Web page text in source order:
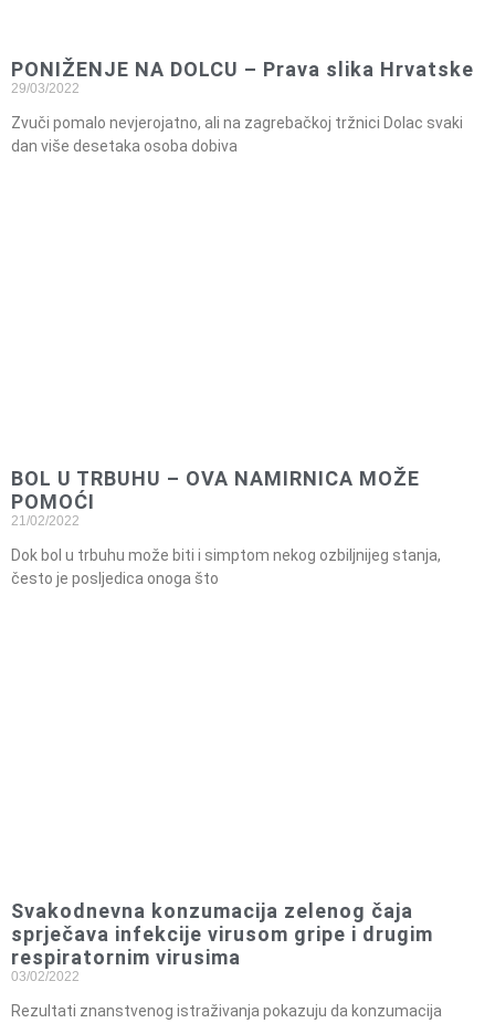
PONIŽENJE NA DOLCU – Prava slika Hrvatske
29/03/2022
Zvuči pomalo nevjerojatno, ali na zagrebačkoj tržnici Dolac svaki
dan više desetaka osoba dobiva
BOL U TRBUHU – OVA NAMIRNICA MOŽE
POMOĆI
21/02/2022
Dok bol u trbuhu može biti i simptom nekog ozbiljnijeg stanja,
često je posljedica onoga što
Svakodnevna konzumacija zelenog čaja
sprječava infekcije virusom gripe i drugim
respiratornim virusima
03/02/2022
Rezultati znanstvenog istraživanja pokazuju da konzumacija